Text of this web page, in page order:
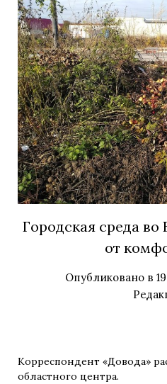
Городская среда
от
Опубликовано в
Корреспондент «Довода»
областного центра.